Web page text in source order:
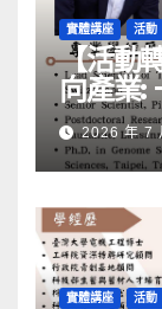
實體講座 活動
【活動
向產業:
旅程」
2026 年 7
實體講座 活動